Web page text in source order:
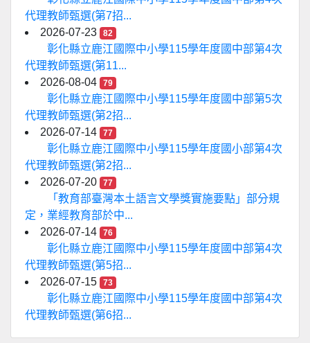
代理教師甄選(第7招...
2026-07-23
82
彰化縣立鹿江國際中小學115學年度國中部第4次
代理教師甄選(第11...
2026-08-04
79
彰化縣立鹿江國際中小學115學年度國中部第5次
代理教師甄選(第2招...
2026-07-14
77
彰化縣立鹿江國際中小學115學年度國小部第4次
代理教師甄選(第2招...
2026-07-20
77
「教育部臺灣本土語言文學獎實施要點」部分規
定，業經教育部於中...
2026-07-14
76
彰化縣立鹿江國際中小學115學年度國中部第4次
代理教師甄選(第5招...
2026-07-15
73
彰化縣立鹿江國際中小學115學年度國中部第4次
代理教師甄選(第6招...